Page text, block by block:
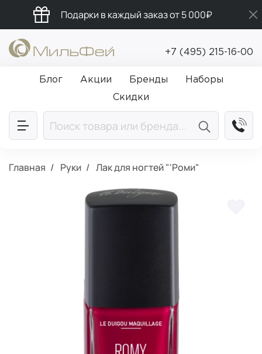
Подарки в каждый заказ от 5 000₽
Промокод ПРИВЕТ
Бесплатная доставка от 5 000₽
+7 (495) 215-16-00
Блог Акции Бренды
Наборы
Скидки
Главная Руки Лак для ногтей "'Роми"